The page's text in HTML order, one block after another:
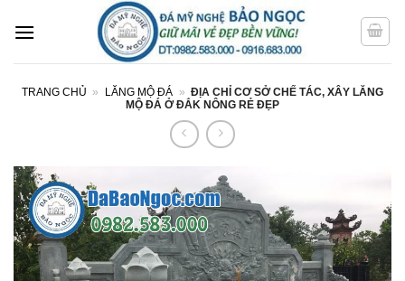
qua
TRANG CHỦ » LĂNG MỘ ĐÁ » ĐỊA CHỈ CƠ SỞ CHẾ TÁC, XÂY LĂNG
MỘ ĐÁ Ở ĐẮK NÔNG RẺ ĐẸP